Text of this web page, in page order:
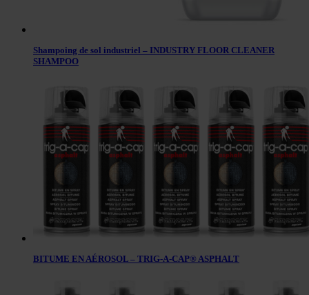
Shampoing de sol industriel – INDUSTRY FLOOR CLEANER
SHAMPOO
BITUME EN AÉROSOL – TRIG-A-CAP® ASPHALT